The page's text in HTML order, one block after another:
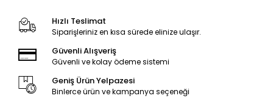
Hızlı Teslimat
Siparişleriniz en kısa sürede elinize ulaşır.
Güvenli Alışveriş
Güvenli ve kolay ödeme sistemi
Geniş Ürün Yelpazesi
Binlerce ürün ve kampanya seçeneği